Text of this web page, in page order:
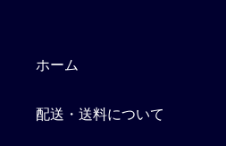
ホーム
配送・送料について